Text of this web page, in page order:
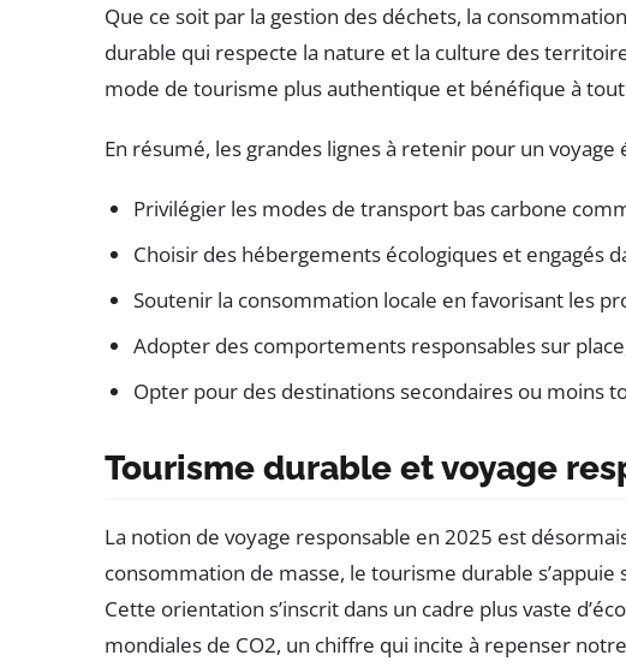
Que ce soit par la gestion des déchets, la
durable qui respecte la nature et la culture des
mode de tourisme plus authentique et bénéfique à
En résumé, les grandes lignes à retenir pour un voyage
Privilégier les modes de transport bas carbone
Choisir des hébergements écologiques et engagés
Soutenir la consommation locale en favorisant les
Adopter des comportements responsables sur
Opter pour des destinations secondaires ou moins
Tourisme durable et voyage
La notion de voyage responsable en 2025 est
consommation de masse, le tourisme durable
Cette orientation s’inscrit dans un cadre plus vaste
mondiales de CO2, un chiffre qui incite à repenser